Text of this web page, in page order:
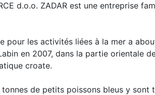
d.o.o. ZADAR est une entreprise
pour les activités liées à la mer a
en 2007, dans la partie orientale
croate.
de petits poissons bleus y sont